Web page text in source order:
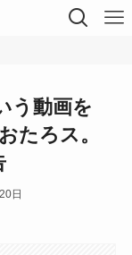
う動画を
たろス。
日